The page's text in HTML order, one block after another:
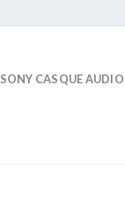
SONY CASQUE AUDIO